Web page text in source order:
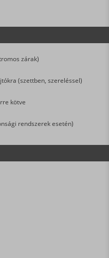
zárak)
(szettben, szereléssel)
kötve
rendszerek esetén)